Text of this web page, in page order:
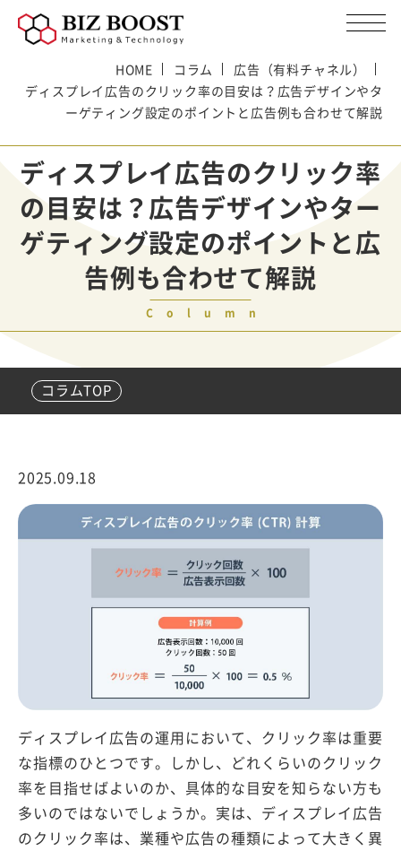
HOME コラム
広告（有料チャネル）
ディスプレイ広告のクリック率の目安は？広告デザインやタ
ーゲティング設定のポイントと広告例も合わせて解説
ディスプレイ広告のクリック率
の目安は？広告デザインやター
ゲティング設定のポイントと広
告例も合わせて解説
Column
コラムTOP
2025.09.18
ディスプレイ広告の運用において、クリック率は重要
な指標のひとつです。しかし、どれくらいのクリック
率を目指せばよいのか、具体的な目安を知らない方も
多いのではないでしょうか。実は、ディスプレイ広告
のクリック率は、業種や広告の種類によって大きく異